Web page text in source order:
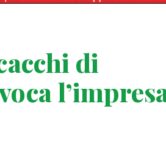
di